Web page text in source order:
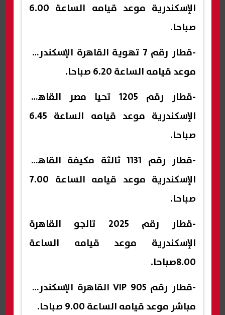
الإسكندرية موعد قيامه الساعة 6.00
صباحا.
-قطار رقم 7 تهوية القاهرة الإسكندرية
موعد قيامه الساعة 6.20 صباحا.
-قطار رقم 1205 تحيا مصر القاهرة
الإسكندرية موعد قيامه الساعة 6.45
صباحا.
-قطار رقم 1131 ثالثة مكيفة القاهرة
الإسكندرية موعد قيامه الساعة 7.00
صباحا.
-قطار رقم 2025 تالجو القاهرة
الإسكندرية موعد قيامه الساعة
8.00صباحا.
-قطار رقم 905 VIP القاهرة الإسكندرية
مباشر موعد قيامه الساعة 9.00 صباحا.